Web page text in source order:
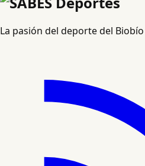
La pasión del deporte del Biobío